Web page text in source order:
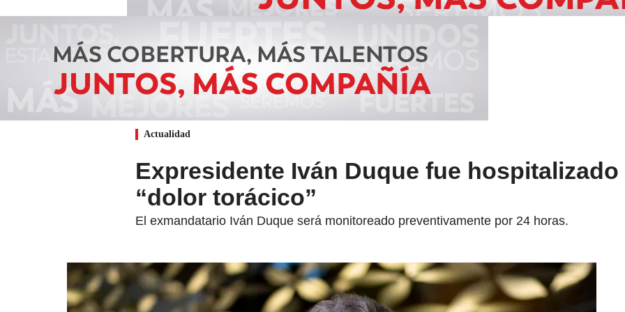
Actualidad
Expresidente Iván Duque fue
“dolor torácico”
El exmandatario Iván Duque será monitoreado preventivamente por 24 horas.